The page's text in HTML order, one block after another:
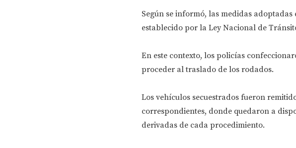
Según se informó, las medidas
establecido por la Ley Nacional de
En este contexto, los policías
proceder al traslado de los rodados.
Los vehículos secuestrados fueron
correspondientes, donde quedaron a
derivadas de cada procedimiento.